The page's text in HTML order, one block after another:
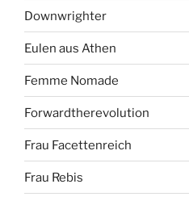
Downwrighter
Eulen aus Athen
Femme Nomade
Forwardtherevolution
Frau Facettenreich
Frau Rebis